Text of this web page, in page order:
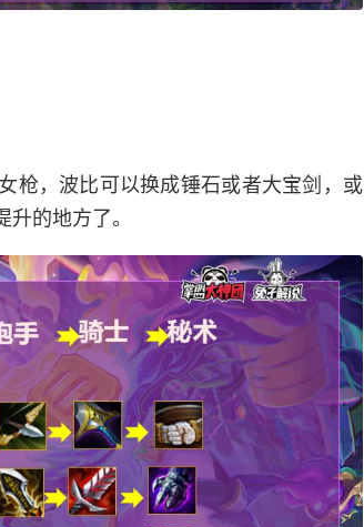
枪，波比可以换成锤石或者大宝剑，或
的地方了。